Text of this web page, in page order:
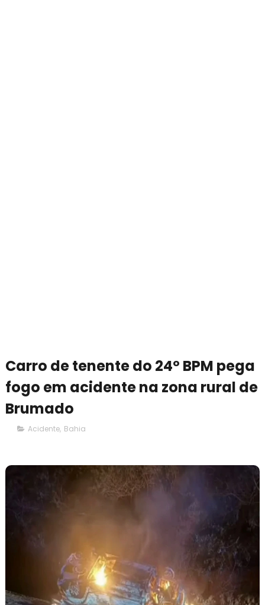
Carro de tenente do 24º BPM pega
fogo em acidente na zona rural de
Brumado
Acidente, Bahia